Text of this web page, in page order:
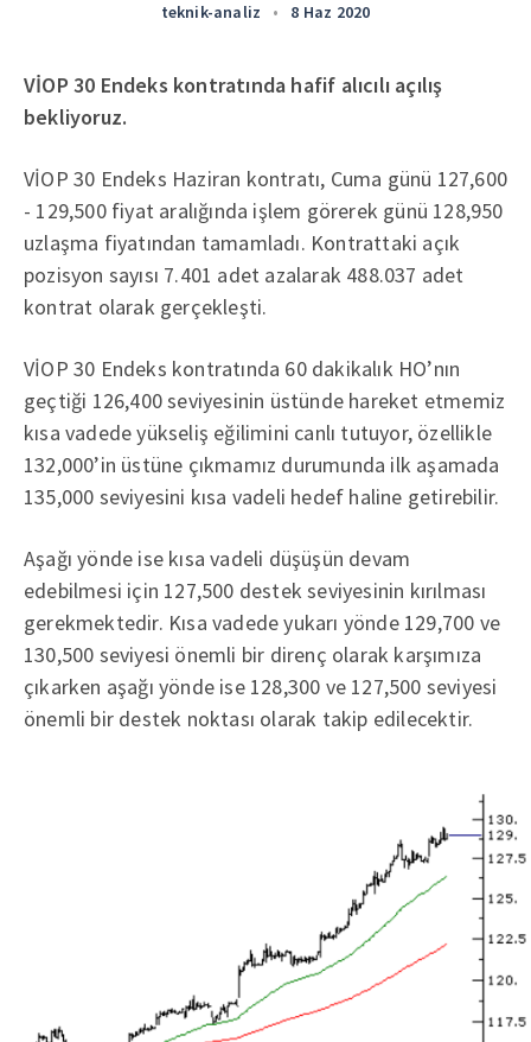
teknik-analiz • 8 Haz 2020
VİOP 30 Endeks kontratında hafif alıcılı açılış
bekliyoruz.
VİOP 30 Endeks Haziran kontratı, Cuma günü 127,600
- 129,500 fiyat aralığında işlem görerek günü 128,950
uzlaşma fiyatından tamamladı. Kontrattaki açık
pozisyon sayısı 7.401 adet azalarak 488.037 adet
kontrat olarak gerçekleşti.
VİOP 30 Endeks kontratında 60 dakikalık HO’nın
geçtiği 126,400 seviyesinin üstünde hareket etmemiz
kısa vadede yükseliş eğilimini canlı tutuyor, özellikle
132,000’in üstüne çıkmamız durumunda ilk aşamada
135,000 seviyesini kısa vadeli hedef haline getirebilir.
Aşağı yönde ise kısa vadeli düşüşün devam
edebilmesi için 127,500 destek seviyesinin kırılması
gerekmektedir. Kısa vadede yukarı yönde 129,700 ve
130,500 seviyesi önemli bir direnç olarak karşımıza
çıkarken aşağı yönde ise 128,300 ve 127,500 seviyesi
önemli bir destek noktası olarak takip edilecektir.